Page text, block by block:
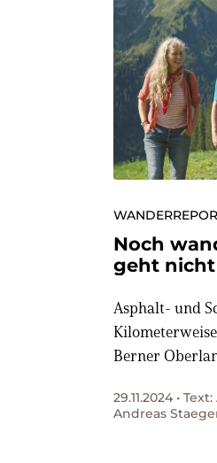
Noch
geht nicht
Asphalt- und
Berner
so den
29.11.2024 •
Andreas